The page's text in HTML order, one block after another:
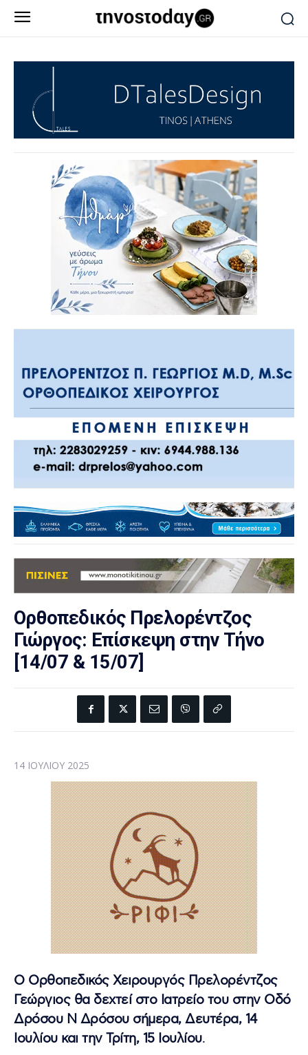
Ορθοπεδικός Πρελορέντζος
Γιώργος: Επίσκεψη στην Τήνο
[14/07 & 15/07]
14 ΙΟΥΛΊΟΥ 2025
Ο Ορθοπεδικός Χειρουργός Πρελορέντζος
Γεώργιος θα δεχτεί στο Ιατρείο του στην Οδό
Δρόσου Ν Δρόσου σήμερα, Δευτέρα, 14
Ιουλίου και την Τρίτη, 15 Ιουλίου.